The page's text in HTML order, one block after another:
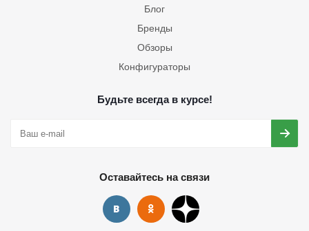
Блог
Бренды
Обзоры
Конфигураторы
Будьте всегда в курсе!
Оставайтесь на связи